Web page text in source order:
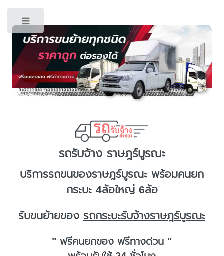
รถรับจ้าง ราษฎร์บูรณะ
บริการรถขนของราษฎร์บูรณะ พร้อมคนยก
กระบะ 4ล้อใหญ่ 6ล้อ
รับขนย้ายของ รถกระบะรับจ้างราษฎร์บูรณะ
" ฟรีคนยกของ ฟรีทางด่วน "
Toggle